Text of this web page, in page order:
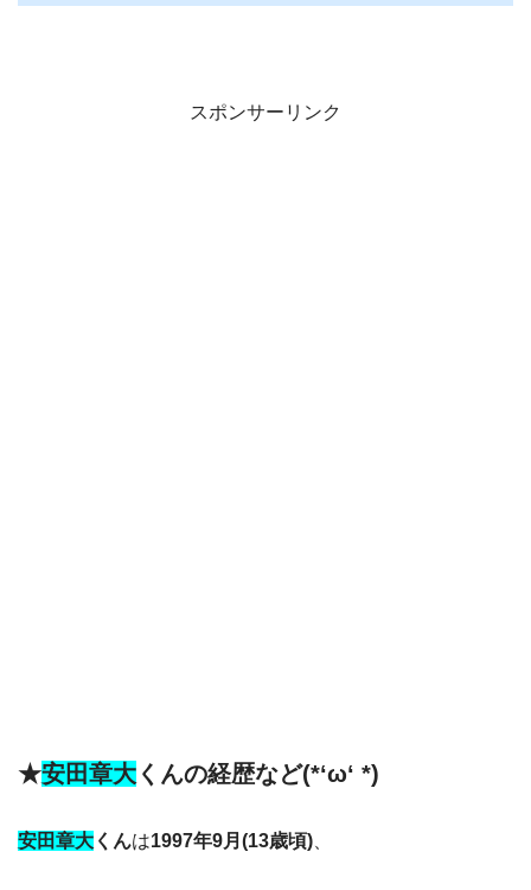
スポンサーリンク
★安田章大 くんの経歴など(*‘ω‘ *)
安田章大 くんは1997年9月(13歳頃)